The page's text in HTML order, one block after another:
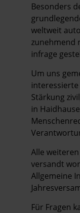
Besonders
weltweit
zunehmend
infrage
Um uns
Stärkung
in
Alle
versandt
Allgemeine
Für Fragen